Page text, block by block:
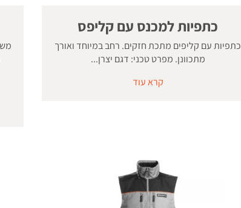
כתפיות למכנס עם קליפס
כתפיות עם קליפים מתכת חזקים. רחב במיוחד ואורך
מתכוונן. מפרט טכני: דגם יצרן...
קרא עוד